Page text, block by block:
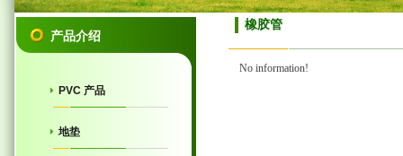
产品介绍
PVC 产品
地垫
橡胶管
No information!